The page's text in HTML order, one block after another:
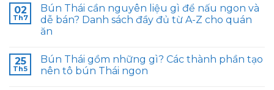
02
Th7
Bún Thái cần nguyên liệu gì để nấu ngon và
dễ bán? Danh sách đầy đủ từ A-Z cho quán
ăn
25
Th5
Bún Thái gồm những gì? Các thành phần tạo
nên tô bún Thái ngon